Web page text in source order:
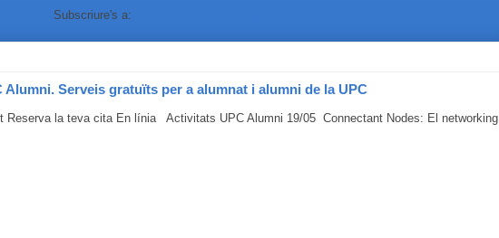
Subscriure's a:
Alumni. Serveis gratuïts per a alumnat i alumni de la UPC
Reserva la teva cita En línia Activitats UPC Alumni 19/05 Connectant Nodes: El networking